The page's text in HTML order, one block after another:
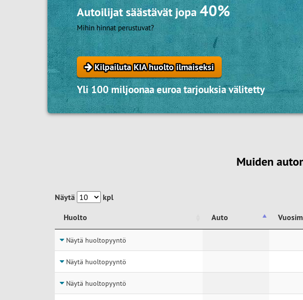
Autoilijat säästävät jopa40%
Mihin hinnat perustuvat?
Kilpailuta KIA huolto ilmaiseksi
Yli 100 miljoonaa euroa tarjouksia välitetty
Muiden
Näytä
kpl
Huolto
Auto
Huolto
Näytä huoltopyyntö
Näytä huoltopyyntö
Näytä huoltopyyntö